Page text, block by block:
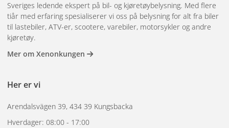
Sveriges ledende ekspert på bil- og kjøretøybelysning. Med flere
tiår med erfaring spesialiserer vi oss på belysning for alt fra biler
til lastebiler, ATV-er, scootere, varebiler, motorsykler og andre
kjøretøy.
Mer om Xenonkungen
Her er vi
Arendalsvägen 39, 434 39 Kungsbacka
Hverdager: 08:00 - 17:00